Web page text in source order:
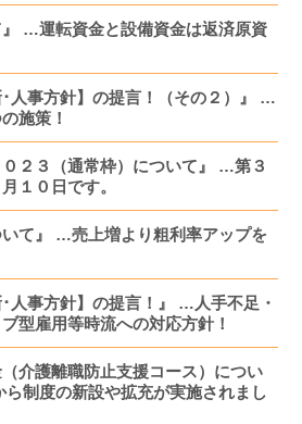
』 …運転資金と設備資金は返済原資
･人事方針】の提言！（その２）』 …
施策！
０２３（通常枠）について』 …第３
１０日です。
いて』 …売上増より粗利率アップを
･人事方針】の提言！』 …人手不足・
型雇用等時流への対応方針！
（介護離職防止支援コース）につい
制度の新設や拡充が実施されまし